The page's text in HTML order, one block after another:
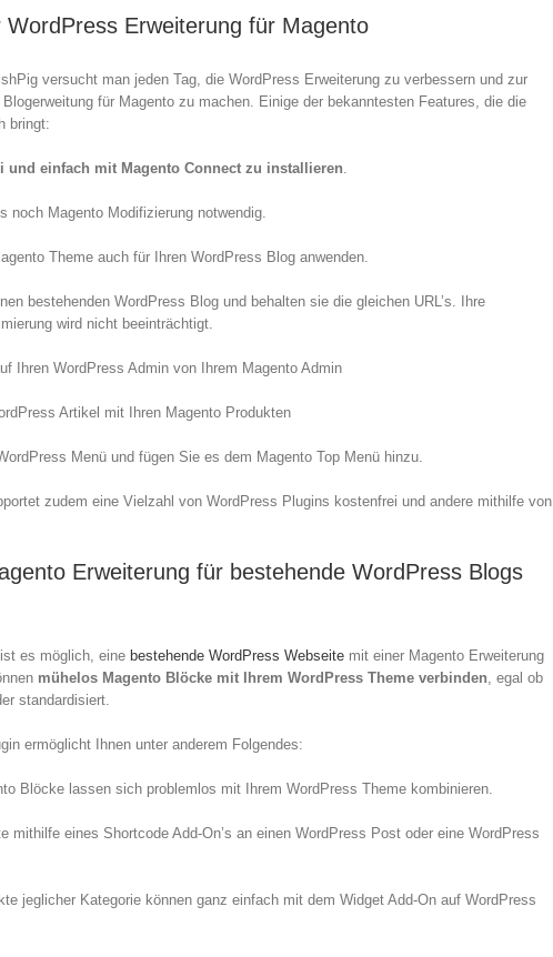
WordPress Erweiterung für Magento
versucht man jeden Tag, die WordPress Erweiterung zu verbessern und zur
für Magento zu machen. Einige der bekanntesten Features, die die
bringt:
und einfach mit Magento Connect zu installieren.
noch Magento Modifizierung notwendig.
Theme auch für Ihren WordPress Blog anwenden.
bestehenden WordPress Blog und behalten sie die gleichen URL’s. Ihre
wird nicht beeinträchtigt.
Ihren WordPress Admin von Ihrem Magento Admin
Artikel mit Ihren Magento Produkten
Menü und fügen Sie es dem Magento Top Menü hinzu.
zudem eine Vielzahl von WordPress Plugins kostenfrei und andere mithilfe von
Erweiterung für bestehende WordPress Blogs
es möglich, eine bestehende WordPress Webseite mit einer Magento Erweiterung
mühelos Magento Blöcke mit Ihrem WordPress Theme verbinden, egal ob
standardisiert.
ermöglicht Ihnen unter anderem Folgendes:
Blöcke lassen sich problemlos mit Ihrem WordPress Theme kombinieren.
mithilfe eines Shortcode Add-On’s an einen WordPress Post oder eine WordPress
jeglicher Kategorie können ganz einfach mit dem Widget Add-On auf WordPress